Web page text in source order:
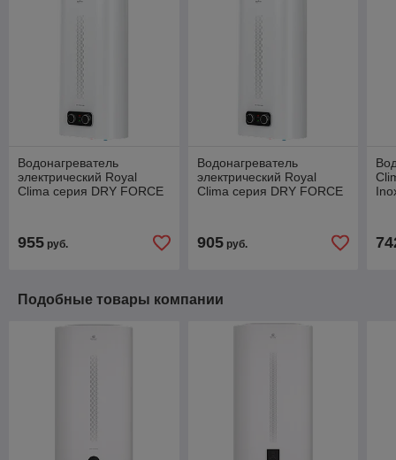
Водонагреватель
электрический Royal
Clima серия DRY FORCE
955 руб.
Водонагреватель
электрический Royal
Clima серия DRY FORCE
905руб.
Подобные товары компании